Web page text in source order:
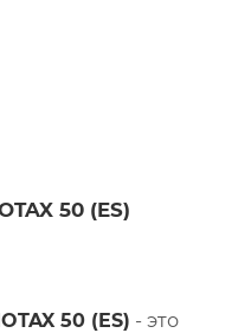
50 (ES)
50 (ES) - это